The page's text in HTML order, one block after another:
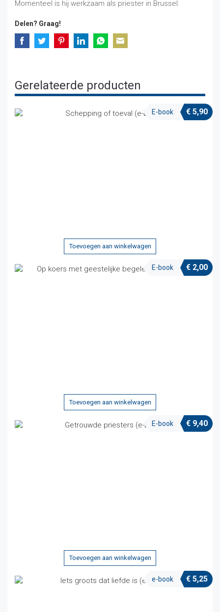
Momenteel is hij werkzaam als priester in Brussel.
Delen? Graag!
Gerelateerde producten
E-book € 5,90
Toevoegen aan winkelwagen
E-book € 2,00
Toevoegen aan winkelwagen
E-book € 9,40
Toevoegen aan winkelwagen
e-book € 5,25